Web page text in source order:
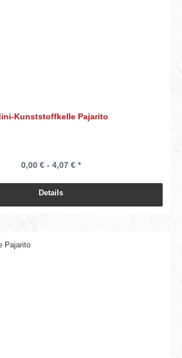
Kunststoffkelle Pajarito
0,00 € - 4,07 € *
Details